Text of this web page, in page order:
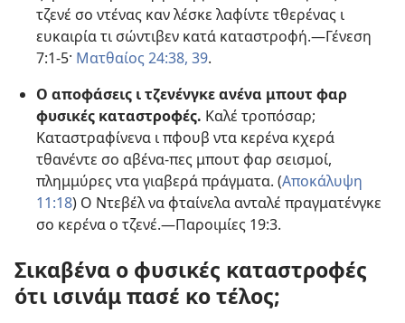
τζενέ σο ντένας καν λέσκε λαφίντε τθερένας ι
ευκαιρία τι σώντιβεν κατά καταστροφή.​—Γένεση
7:1-5· Ματθαίος 24:38, 39.
Ο αποφάσεις ι τζενένγκε ανένα μπουτ φαρ
φυσικές καταστροφές. Καλέ τροπόσαρ;
Καταστραφίνενα ι πφουβ ντα κερένα κχερά
τθανέντε σο αβένα-πες μπουτ φαρ σεισμοί,
πλημμύρες ντα γιαβερά πράγματα. (Αποκάλυψη
11:18) Ο Ντεβέλ να φταίνελα ανταλέ πραγματένγκε
σο κερένα ο τζενέ.​—Παροιμίες 19:3.
Σικαβένα ο φυσικές καταστροφές
ότι ισινάμ πασέ κο τέλος;